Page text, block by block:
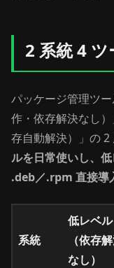
2 系統 4
パッケージ管理ツ
作・依存解決なし
存自動解決）」の
ルを日常使いし、
.deb／.rpm 直接導
系統
低レベル
（依存
なし）